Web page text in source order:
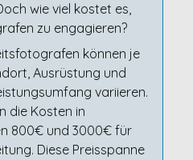
wie viel kostet es,
zu engagieren?
können je
Ausrüstung und
variieren.
die Kosten in
800€ und 3000€ für
Diese Preisspanne